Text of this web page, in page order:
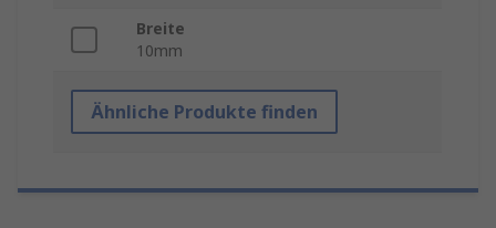
Breite
10mm
Ähnliche Produkte finden